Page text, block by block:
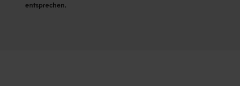
entsprechen.